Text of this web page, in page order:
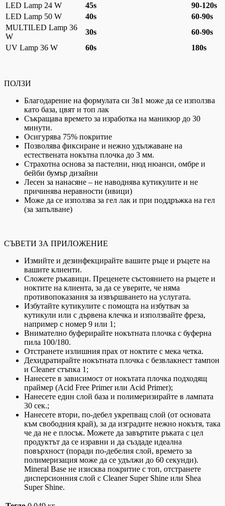
LED Lamp 24 W
45s
90-120s
LED Lamp 50 W
40s
60-90s
MULTILED Lamp 36
W
30s
60-90s
UV Lamp 36 W
60s 180s
ПОЛЗИ
Благодарение на формулата си 3в1 може да се използва
като база, цвят и топ лак
Съкращава времето за изработка на маникюр до 30
минути.
Осигурява 75% покритие
Позволява фиксиране и нежно удължаване на
естествената нокътна плочка до 3 мм.
Страхотна основа за пастелни, нюд нюанси, омбре и
бейби бумър дизайни
Лесен за нанасяне – не наводнява кутикулите и не
причинява неравности (ивици)
Може да се използва за гел лак и при поддръжка на гел
(за запълване)
СЪВЕТИ ЗА ПРИЛОЖЕНИЕ
Измийте и дезинфекцирайте вашите ръце и ръцете на
вашите клиенти.
Сложете ръкавици. Преценете състоянието на ръцете и
ноктите на клиента, за да се уверите, че няма
противопоказания за извършването на услугата.
Избутайте кутикулите с помощта на избутвач за
кутикули или с дървена клечка и използвайте фреза,
например с номер 9 или 1;
Внимателно буферирайте нокътната плочка с буферна
пила 100/180.
Отстранете излишния прах от ноктите с мека четка.
Дехидратирайте нокътната плочка с безвлакнест тампон
и Cleaner стъпка 1;
Нанесете в зависимост от нокътата плочка подходящ
праймер (Acid Free Primer или Acid Primer);
Нанесете един слой база и полимеризирайте в лампата
30 сек.;
Нанесете втори, по-дебел укрепващ слой (от основата
към свободния край), за да изградите нежно нокътя, така
че да не е плосък. Можете да завъртите ръката с цел
продуктът да се изравни и да създаде идеална
повърхност (поради по-дебелия слой, времето за
полимеризация може да се удължи до 60 секунди).
Mineral Base не изисква покритие с топ, отстранете
дисперсионния слой с Cleaner Super Shine или Shea
Super Shine.